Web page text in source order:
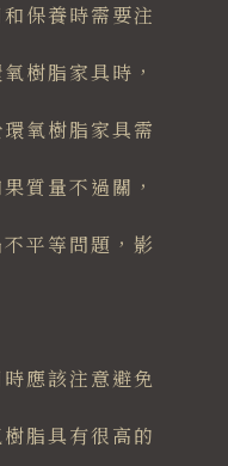
保養時需要注
樹脂家具時，
氧樹脂家具需
質量不過關，
平等問題，影
應該注意避免
脂具有很高的